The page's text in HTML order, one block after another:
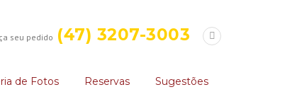
seu pedido (47) 3207-3003
de Fotos Reservas Sugestões